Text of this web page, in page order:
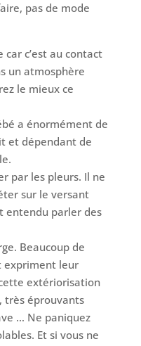
pas de mode
c’est au contact
un atmosphère
le mieux ce
a énormément de
et dépendant de
par les pleurs. Il ne
sur le versant
entendu parler des
Beaucoup de
expriment leur
extériorisation
très éprouvants
… Ne paniquez
Et si vous ne